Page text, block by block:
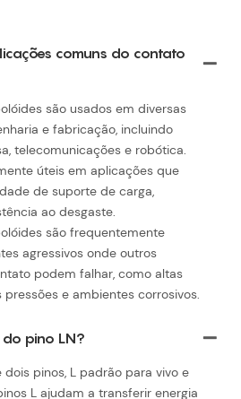
comuns do contato
são usados ​​em diversas
e fabricação, incluindo
telecomunicações e robótica.
úteis em aplicações que
de suporte de carga,
ao desgaste.
são frequentemente
agressivos onde outros
podem falhar, como altas
e ambientes corrosivos.
pino LN?
dois pinos, L padrão para vivo e
L ajudam a transferir energia